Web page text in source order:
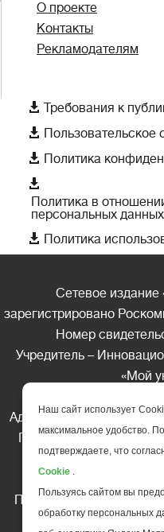
О проекте
Контакты
Рекламодателям
 Требования к
 Пользовательское
 Политика

Политика в
персональных данных
 Политика
Сетевое издание
зарегистрировано
Номер
Учредитель –
«Мой
Адрес редакции: 185035
Петрозаводск, ул.
Телефон
Перепечатка
письменного
Наш сайт использует
максимальное удобство.
подтверждаете, что
Cookie .
Пользуясь сайтом вы
обработку персональных